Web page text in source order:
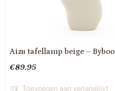
Aizu tafellamp beige – Byboo
€89.95
Toevoegen aan verlanglijst